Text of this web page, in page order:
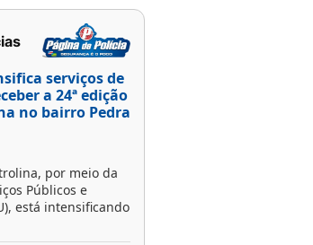
serviços de
a 24ª edição
no bairro Pedra
por meio da
Públicos e
está intensificando